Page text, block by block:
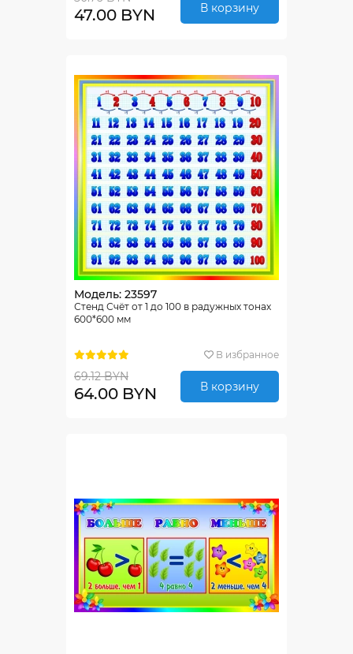
47.00 BYN В корзину
Модель: 23597
Стенд Счёт от 1 до 100 в радужных тонах
600*600 мм
В избранное
69.12 BYN
64.00 BYN В корзину